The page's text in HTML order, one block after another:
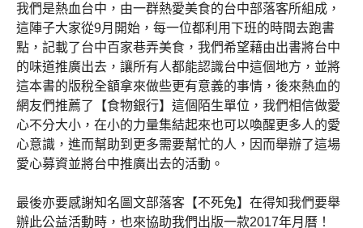
我們是熱血台中，由一群熱愛美食的台中部落客所組成，
這陣子大家從9月開始，每一位都利用下班的時間去跑書
點，記載了台中百家巷弄美食，我們希望藉由出書將台中
的味道推廣出去，讓所有人都能認識台中這個地方，並將
這本書的版稅全額拿來做些更有意義的事情，後來熱血的
網友們推薦了【食物銀行】這個陌生單位，我們相信做愛
心不分大小，在小的力量集結起來也可以喚醒更多人的愛
心意識，進而幫助到更多需要幫忙的人，因而舉辦了這場
愛心募資並將台中推廣出去的活動。
最後亦要感謝知名圖文部落客【不死兔】在得知我們要舉
辦此公益活動時，也來協助我們出版一款2017年月曆！